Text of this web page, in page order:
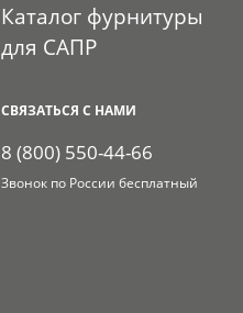
Каталог фурнитуры
для САПР
СВЯЗАТЬСЯ С НАМИ
8 (800) 550-44-66
Звонок по России бесплатный